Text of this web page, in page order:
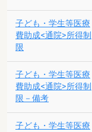
子ども・学生等医療
費助成<通院>所得制
限
子ども・学生等医療
費助成<通院>所得制
限－備考
子ども・学生等医療